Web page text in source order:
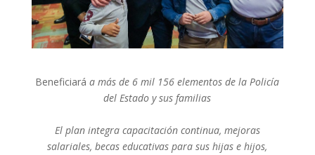
Beneficiaráa más de 6 mil 156 elementos de la Policía
del Estado y sus familias
El plan integra capacitación continua, mejoras
salariales, becas educativas para sus hijas e hijos,